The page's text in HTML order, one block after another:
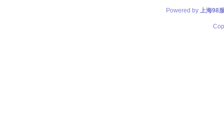
Powered by 上海98